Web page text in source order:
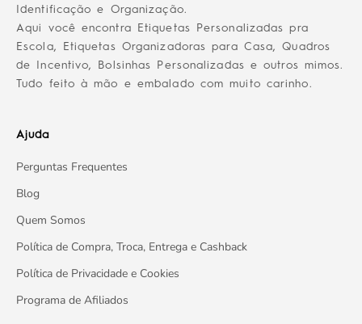
Identificação e Organização.
Aqui você encontra Etiquetas Personalizadas pra
Escola, Etiquetas Organizadoras para Casa, Quadros
de Incentivo, Bolsinhas Personalizadas e outros mimos.
Tudo feito à mão e embalado com muito carinho.
Ajuda
Perguntas Frequentes
Blog
Quem Somos
Política de Compra, Troca, Entrega e Cashback
Política de Privacidade e Cookies
Programa de Afiliados